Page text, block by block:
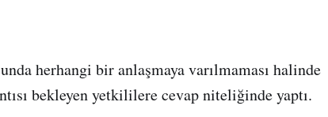
herhangi bir anlaşmaya varılmaması halinde
bekleyen yetkililere cevap niteliğinde yaptı.